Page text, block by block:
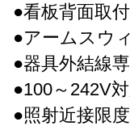
●看板背面取
●アームスウ
●器具外結線
●100～242V
●照射近接限